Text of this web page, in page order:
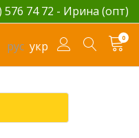
576 74 72 - Ирина (опт)
рус укр
0